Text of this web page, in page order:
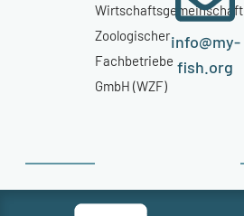
Wirtschaftsgemeinschaft
Zoologischer
Fachbetriebe
GmbH (WZF)
info@my-
fish.org